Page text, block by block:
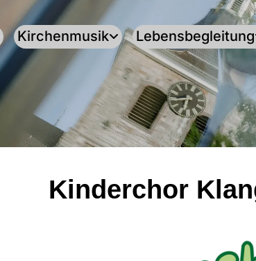
Kirchenmusik Lebensbegleitung
Kinderchor